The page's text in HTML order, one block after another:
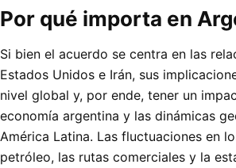
Por qué importa en
Si bien el acuerdo se centra en las
Estados Unidos e Irán, sus
nivel global y, por ende, tener un
economía argentina y las dinámicas
América Latina. Las fluctuaciones en
petróleo, las rutas comerciales y la